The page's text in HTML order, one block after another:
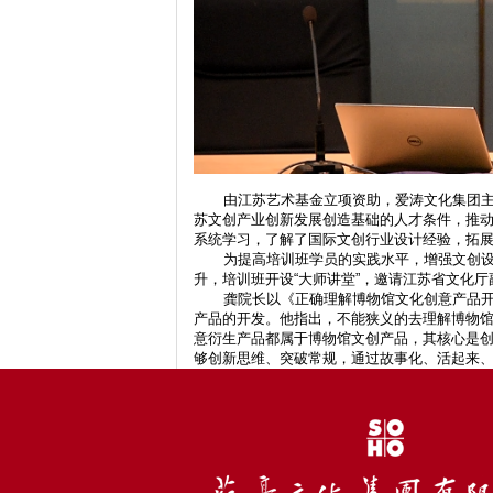
由江苏艺术基金立项资助，爱涛文化集团
苏文创产业创新发展创造基础的人才条件，推
系统学习，了解了国际文创行业设计经验，拓
为提高培训班学员的实践水平，增强文创
升，培训班开设“大师讲堂”，邀请江苏省文化
龚院长以《正确理解博物馆文化创意产品
产品的开发。他指出，不能狭义的去理解博物
意衍生产品都属于博物馆文创产品，其核心是
够创新思维、突破常规，通过故事化、活起来